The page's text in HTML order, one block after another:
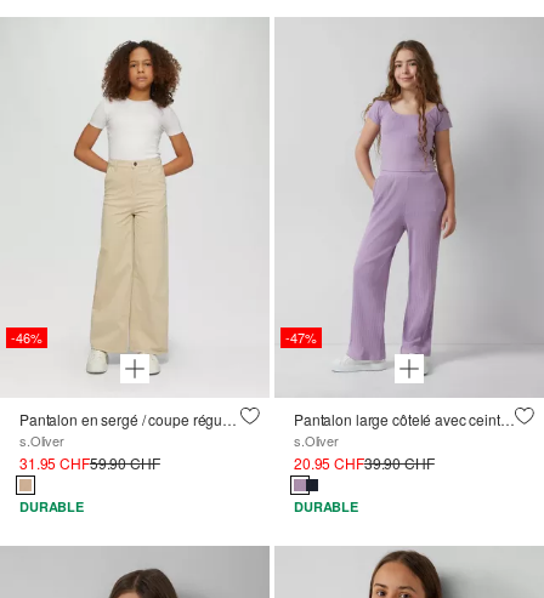
-46%
Pantalon en sergé / coupe régulière / taille haute / jambe large
s.Oliver
31.95 CHF59.90 CHF
DURABLE
-47%
Pantalon large côtelé avec ceinture élastique
s.Oliver
20.95 CHF39.90 CHF
DURABLE